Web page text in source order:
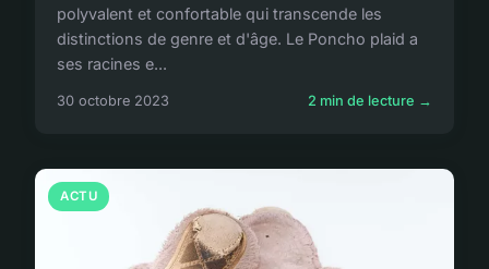
polyvalent et confortable qui transcende les
distinctions de genre et d'âge. Le Poncho plaid a
ses racines e...
30 octobre 2023 2 min de lecture →
ACTU